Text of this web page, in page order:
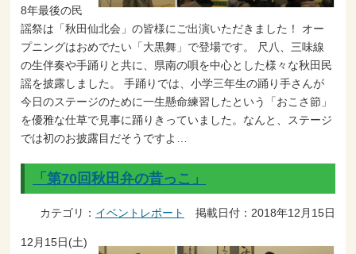
8年最後の民
謡祭は「秋田仙北会」の皆様にご出演いただきました！ オー
プニングはおめでたい「大黒舞」で登場です。 尺八、三味線
の生伴奏や手踊りと共に、県南の唄を中心とした様々な秋田民
謡を披露しました。 手踊りでは、小学三年生の踊り手さんが
今日のステージのために一生懸命練習したという「おこさ節」
を優雅な仕草で見事に踊りきっていました。なんと、ステージ
では初のお披露目だそうですよ…
「第70回秋田弁の昔っこ」
カテゴリ： イベントレポート 掲載日付：2018年12月15日
12月15日(土)